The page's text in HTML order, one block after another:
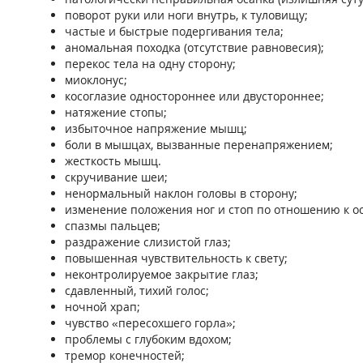
поворот руки или ноги внутрь, к туловищу;
частые и быстрые подергивания тела;
аномальная походка (отсутствие равновесия);
перекос тела на одну сторону;
миоклонус;
косоглазие одностороннее или двустороннее;
натяжение стопы;
избыточное напряжение мышц;
боли в мышцах, вызванные перенапряжением;
жесткость мышц.
скручивание шеи;
ненормальный наклон головы в сторону;
изменение положения ног и стоп по отношению к
спазмы пальцев;
раздражение слизистой глаз;
повышенная чувствительность к свету;
неконтролируемое закрытие глаз;
сдавленный, тихий голос;
ночной храп;
чувство «пересохшего горла»;
проблемы с глубоким вдохом;
тремор конечностей;